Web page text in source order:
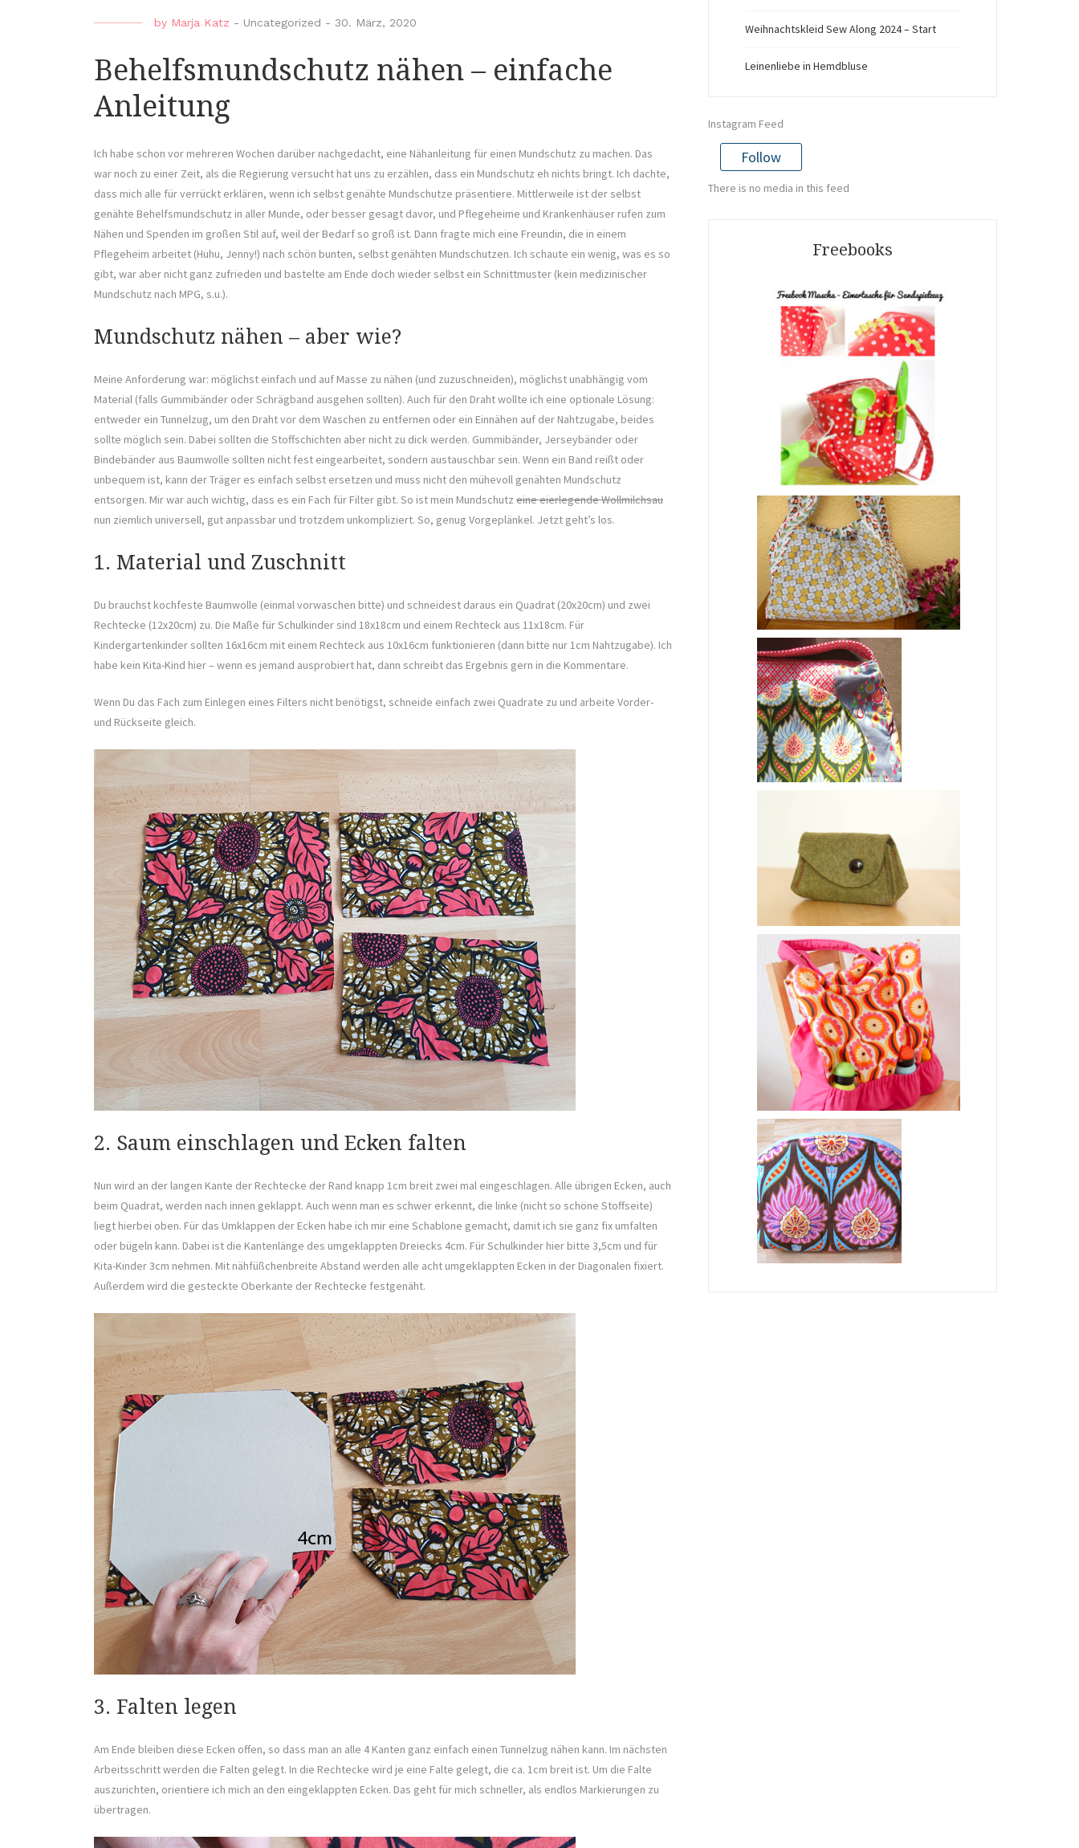
by Marja Katz - Uncategorized - 30. März, 2020
Behelfsmundschutz nähen – einfache
Anleitung
Ich habe schon vor mehreren Wochen darüber nachgedacht, eine Nähanleitung für einen Mundschutz zu machen. Das
war noch zu einer Zeit, als die Regierung versucht hat uns zu erzählen, dass ein Mundschutz eh nichts bringt. Ich dachte,
dass mich alle für verrückt erklären, wenn ich selbst genähte Mundschutze präsentiere. Mittlerweile ist der selbst
genähte Behelfsmundschutz in aller Munde, oder besser gesagt davor, und Pflegeheime und Krankenhäuser rufen zum
Nähen und Spenden im großen Stil auf, weil der Bedarf so groß ist. Dann fragte mich eine Freundin, die in einem
Pflegeheim arbeitet (Huhu, Jenny!) nach schön bunten, selbst genähten Mundschutzen. Ich schaute ein wenig, was es so
gibt, war aber nicht ganz zufrieden und bastelte am Ende doch wieder selbst ein Schnittmuster (kein medizinischer
Mundschutz nach MPG, s.u.).
Mundschutz nähen – aber wie?
Meine Anforderung war: möglichst einfach und auf Masse zu nähen (und zuzuschneiden), möglichst unabhängig vom
Material (falls Gummibänder oder Schrägband ausgehen sollten). Auch für den Draht wollte ich eine optionale Lösung:
entweder ein Tunnelzug, um den Draht vor dem Waschen zu entfernen oder ein Einnähen auf der Nahtzugabe, beides
sollte möglich sein. Dabei sollten die Stoffschichten aber nicht zu dick werden. Gummibänder, Jerseybänder oder
Bindebänder aus Baumwolle sollten nicht fest eingearbeitet, sondern austauschbar sein. Wenn ein Band reißt oder
unbequem ist, kann der Träger es einfach selbst ersetzen und muss nicht den mühevoll genähten Mundschutz
entsorgen. Mir war auch wichtig, dass es ein Fach für Filter gibt. So ist mein Mundschutz eine eierlegende Wollmilchsau
nun ziemlich universell, gut anpassbar und trotzdem unkompliziert. So, genug Vorgeplänkel. Jetzt geht’s los.
1. Material und Zuschnitt
Du brauchst kochfeste Baumwolle (einmal vorwaschen bitte) und schneidest daraus ein Quadrat (20x20cm) und zwei
Rechtecke (12x20cm) zu. Die Maße für Schulkinder sind 18x18cm und einem Rechteck aus 11x18cm. Für
Kindergartenkinder sollten 16x16cm mit einem Rechteck aus 10x16cm funktionieren (dann bitte nur 1cm Nahtzugabe). Ich
habe kein Kita-Kind hier – wenn es jemand ausprobiert hat, dann schreibt das Ergebnis gern in die Kommentare.
Wenn Du das Fach zum Einlegen eines Filters nicht benötigst, schneide einfach zwei Quadrate zu und arbeite Vorder-
und Rückseite gleich.
2. Saum einschlagen und Ecken falten
Nun wird an der langen Kante der Rechtecke der Rand knapp 1cm breit zwei mal eingeschlagen. Alle übrigen Ecken, auch
beim Quadrat, werden nach innen geklappt. Auch wenn man es schwer erkennt, die linke (nicht so schöne Stoffseite)
liegt hierbei oben. Für das Umklappen der Ecken habe ich mir eine Schablone gemacht, damit ich sie ganz fix umfalten
oder bügeln kann. Dabei ist die Kantenlänge des umgeklappten Dreiecks 4cm. Für Schulkinder hier bitte 3,5cm und für
Kita-Kinder 3cm nehmen. Mit nähfüßchenbreite Abstand werden alle acht umgeklappten Ecken in der Diagonalen fixiert.
Außerdem wird die gesteckte Oberkante der Rechtecke festgenäht.
3. Falten legen
Am Ende bleiben diese Ecken offen, so dass man an alle 4 Kanten ganz einfach einen Tunnelzug nähen kann. Im nächsten
Arbeitsschritt werden die Falten gelegt. In die Rechtecke wird je eine Falte gelegt, die ca. 1cm breit ist. Um die Falte
auszurichten, orientiere ich mich an den eingeklappten Ecken. Das geht für mich schneller, als endlos Markierungen zu
übertragen.
Weihnachtskleid Sew Along 2024 – Start
Leinenliebe in Hemdbluse
Instagram Feed
Follow
There is no media in this feed
Freebooks